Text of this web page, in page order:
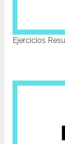
Ejercicios